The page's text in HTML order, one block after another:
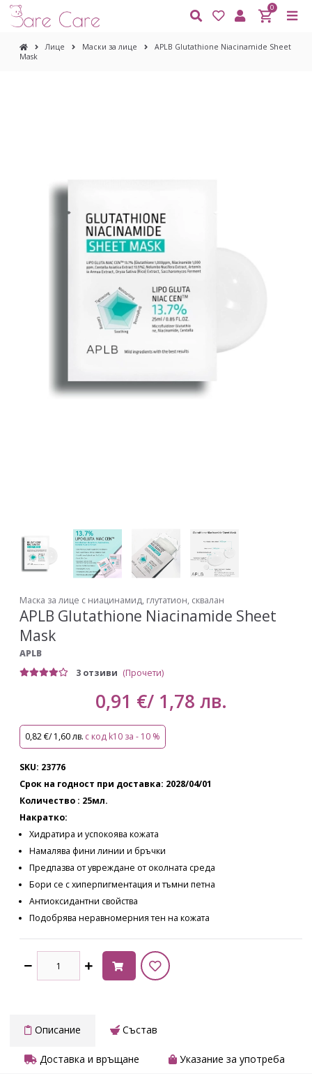
0
Лице Маски за лице
APLB Glutathione Niacinamide Sheet
Mask
Маска за лице с ниацинамид, глутатион, сквалан
APLB Glutathione Niacinamide Sheet
Mask
APLB
3 отзиви (Прочети)
0,91 €/ 1,78 лв.
0,82 €/ 1,60 лв. с код k10 за - 10 %
SKU: 23776
Срок на годност при доставка: 2028/04/01
Количество : 25мл.
Накратко:
Хидратира и успокоява кожата
Намалява фини линии и бръчки
Предпазва от увреждане от околната среда
Бори се с хиперпигментация и тъмни петна
Антиоксидантни свойства
Подобрява неравномерния тен на кожата
Описание Състав
Доставка и връщане Указание за употреба